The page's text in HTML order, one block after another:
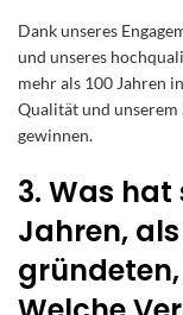
Dank unseres
und unseres
mehr als 100 Jahren
Qualität und unserem
gewinnen.
3. Was hat
Jahren,